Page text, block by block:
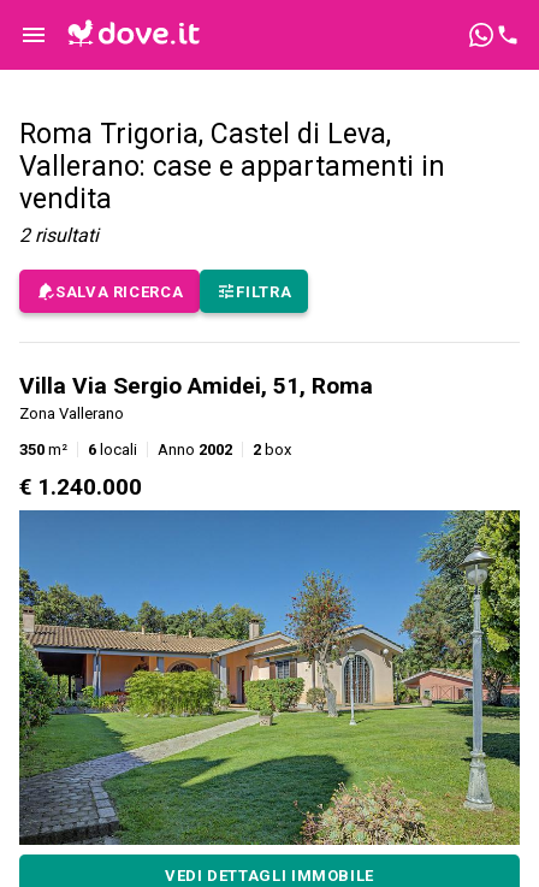
Roma Trigoria, Castel di Leva,
Vallerano: case e appartamenti in
vendita
2 risultati
SALVA RICERCA FILTRA
Villa Via Sergio Amidei, 51, Roma
Zona Vallerano
350 m² 6 locali Anno 2002 2 box
€ 1.240.000
VEDI DETTAGLI IMMOBILE